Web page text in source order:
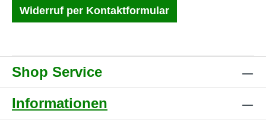
Widerruf per Kontaktformular
Shop Service
Informationen